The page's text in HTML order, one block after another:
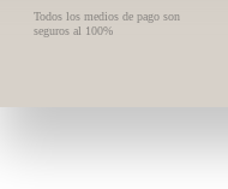
Todos los medios de pago son
seguros al 100%